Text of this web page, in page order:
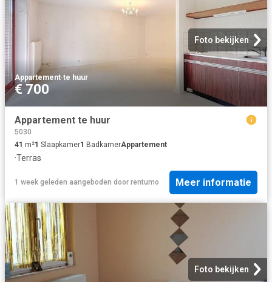
Foto bekijken
Appartement·te huur
€ 700
Appartement te huur
5030
41 m²1 Slaapkamer1 BadkamerAppartement
·Terras
1 week geleden aangeboden door rentumo Meer informatie
Foto bekijken